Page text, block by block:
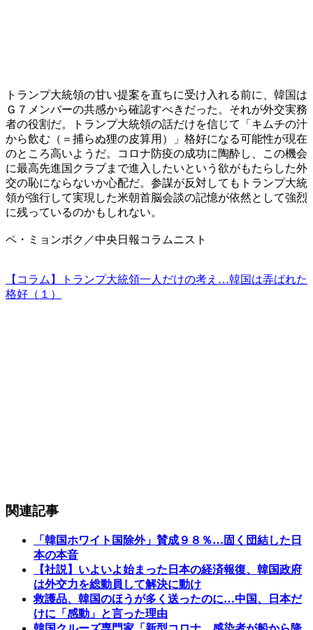
トランプ大統領の甘い提案を直ちに受け入れる前に、韓国は
Ｇ７メンバーの共感から確認すべきだった。それが外交実務
者の役割だ。トランプ大統領の話だけを信じて「キムチの汁
から飲む（＝捕らぬ狸の皮算用）」格好になる可能性が現在
のところ高いようだ。コロナ防疫の成功に陶酔し、この機会
に最高先進国クラブまで進入したいという欲がもたらした外
交の恥にならないか心配だ。参謀が反対してもトランプ大統
領が強行して実現した米朝首脳会談の記憶が依然として強烈
に残っているのかもしれない。
ペ・ミョンボク／中央日報コラムニスト
【コラム】トランプ大統領一人だけの考え…韓国は弄ばれた
格好（１）
関連記事
「韓国ホワイト国除外」賛成９８％…固く団結した日
本の本音
【社説】いよいよ始まった日本の経済報復、韓国政府
は外交力を総動員して解決に動け
救護品、韓国のほうが多く送ったのに…中国、日本だ
けに「感動」と言った理由